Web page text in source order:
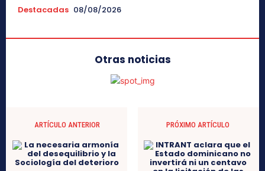
Destacadas 08/08/2026
Otras noticias
ARTÍCULO ANTERIOR PRÓXIMO ARTÍCULO